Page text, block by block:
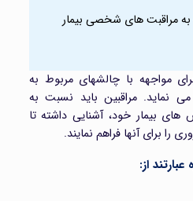
مراقبت های شخصی بیمار
مواجهه با چالشهای مربوط به
نماید. مراقبین باید نسبت به
بیمار خود، آشنایی داشته تا
را برای آنها فراهم نمایند.
از: